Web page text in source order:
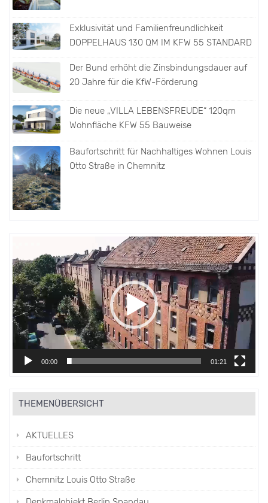
Exklusivität und Familienfreundlichkeit
DOPPELHAUS 130 QM IM KFW 55 STANDARD
Der Bund erhöht die Zinsbindungsdauer auf
20 Jahre für die KfW-Förderung
Die neue „VILLA LEBENSFREUDE“ 120qm
Wohnfläche KFW 55 Bauweise
Baufortschritt für Nachhaltiges Wohnen Louis
Otto Straße in Chemnitz
Player
00:00 01:21
THEMENÜBERSICHT
AKTUELLES
Baufortschritt
Chemnitz Louis Otto Straße